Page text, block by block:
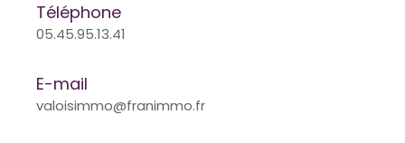
Téléphone
05.45.95.13.41
E-mail
valoisimmo@franimmo.fr